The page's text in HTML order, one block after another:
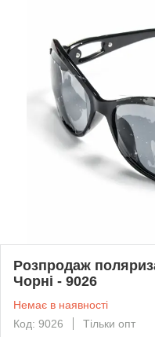
Розпродаж
Чорні - 9026
Немає в наявності
Код: 9026
Тільки опт